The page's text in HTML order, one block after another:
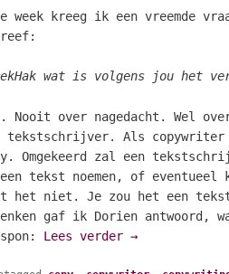
week kreeg ik een vreemde
wat is volgens jou het
Nooit over nagedacht. Wel
tekstschrijver. Als
Omgekeerd zal een
tekst noemen, of
het niet. Je zou het een
gaf ik Dorien antwoord,
Lees verder →